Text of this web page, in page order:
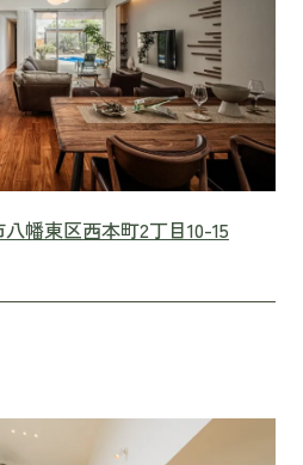
幡東区西本町2丁目10-15